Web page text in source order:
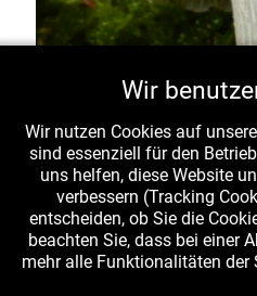
Chrysomphalina
bei Gschwend-Rotenhar im
Wald, leg., det., fot. K. & L.
Die Art wächst einzeln,
Büscheln an Nadelholz
auch im Boden
ein Wachstum auf Erde
Wir
Wir nutzen Cookies auf
sind essenziell für den
uns helfen, diese Website
verbessern (Tracking
entscheiden, ob Sie die
beachten Sie, dass bei einer
mehr alle Funktionalitäten der